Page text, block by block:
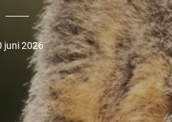
juni 2026